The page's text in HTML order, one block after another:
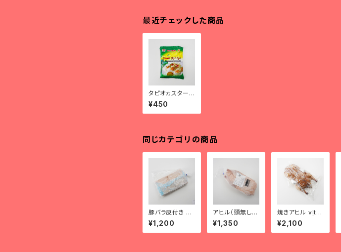
最近チェックした商品
タピオカスター
チ bột bánh
bột lọc
¥450
同じカテゴリの商品
豚バラ皮付き ba
chỉ lợn có da
¥1,200
アヒル（頭無し）v
ịt không đầu
¥1,350
焼きアヒル vịt q
uay nguyenn
con
¥2,100